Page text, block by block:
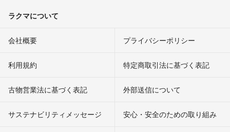
ラクマについて
会社概要 プライバシーポリシー
利用規約 特定商取引法に基づく表記
古物営業法に基づく表記 外部送信について
サステナビリティメッセージ 安心・安全のための取り組み